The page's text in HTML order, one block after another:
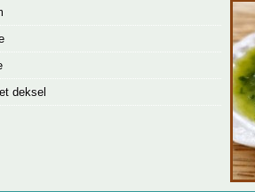
deksel